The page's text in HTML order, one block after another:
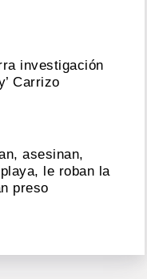
investigación
Carrizo
asesinan,
le roban la
preso